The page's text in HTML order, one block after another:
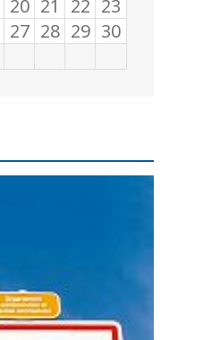
20 21 22 23
27 28 29 30